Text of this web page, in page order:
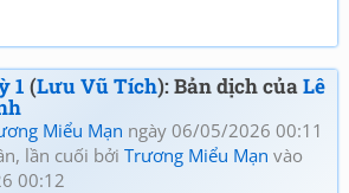
1 (Lưu Vũ Tích): Bản dịch củaLê
Miểu Mạn ngày 06/05/2026 00:11
lần cuối bởi Trương Miểu Mạn vào
00:12